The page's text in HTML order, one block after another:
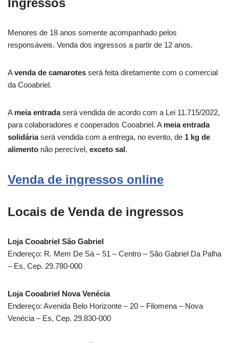
Menores de 18 anos somente acompanhado pelos
responsáveis. Venda dos ingressos a partir de 12 anos.
Avenda de camarotes será feita diretamente com o comercial
da Cooabriel.
A meia entradaserá vendida de acordo com a Lei 11.715/2022,
para colaboradores e cooperados Cooabriel. A meia entrada
solidáriaserá vendida com a entrega, no evento, de 1 kg de
alimento não perecível, exceto sal.
Venda de ingressos online
Locais de Venda de ingressos
Loja Cooabriel São Gabriel
Endereço: R. Mem De Sá – 51 – Centro – São Gabriel Da Palha
– Es, Cep. 29.780-000
Loja Cooabriel Nova Venécia
Endereço: Avenida Belo Horizonte – 20 – Filomena – Nova
Venécia – Es, Cep. 29.830-000